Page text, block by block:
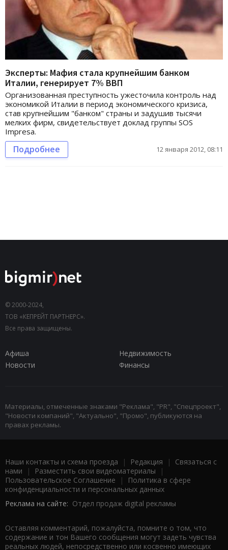
Эксперты: Мафия стала крупнейшим банком
Италии, генерирует 7% ВВП
Организованная преступность ужесточила контроль над
экономикой Италии в период экономического кризиса,
став крупнейшим "банком" страны и задушив тысячи
мелких фирм, свидетельствует доклад группы SOS
Impresa.
Подробнее 12 января 2012, 08:11
© 2000-2024,
ТОВ «КЕПРЕЙТ ПАРТНЕРС».
Все права защищены.
Афиша
Недвижимость
Новости
Финансы
Материалы, отмеченные знаками "Реклама", "PR", "Спецпроект",
"Новости компаний", "Актуально", "Промо", публикуются на
правах рекламы.
Наши контакты и схема проезда | Редакция | Связаться с
нами | Разместить свои видеоматериалы |
Пользовательское Соглашение |
Политика в сфере
конфиденциальности и персональных данных
Реклама на сайте: Отдел продаж digital рекламы
Оставляя комментарий, пожалуйста, помните о том, что
содержание и тон Вашего сообщения могут задеть чувства
реальных людей, непосредственно или косвенно имеющих